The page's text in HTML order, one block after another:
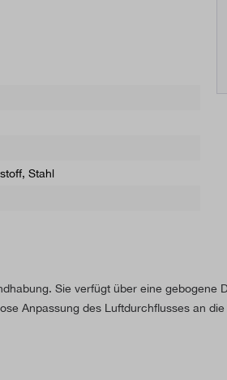
Stahl
Sie verfügt über eine gebogene
Anpassung des Luftdurchflusses an